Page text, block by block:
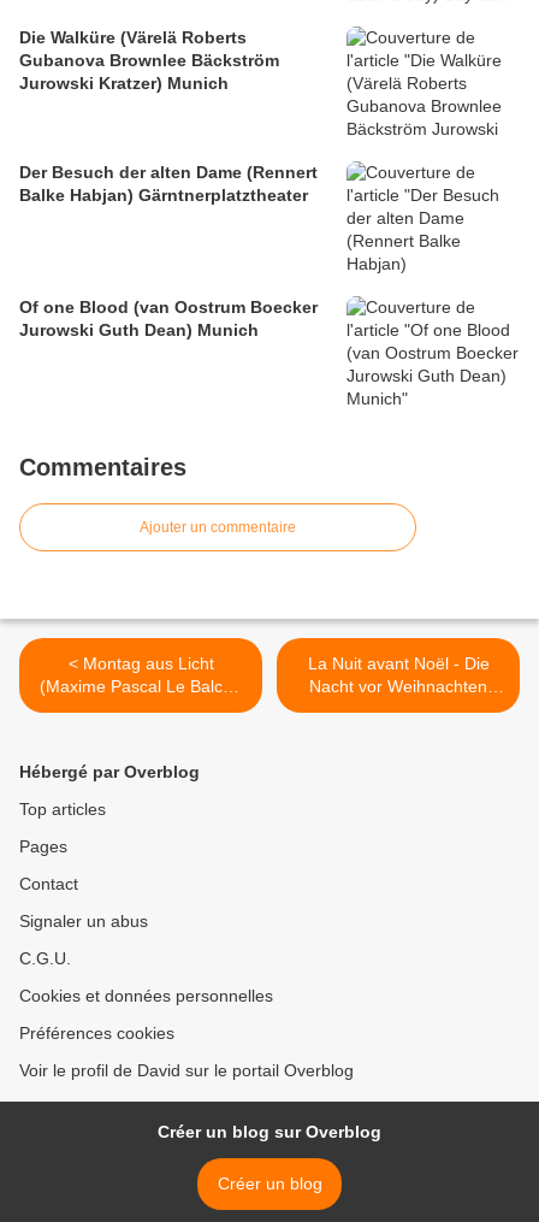
Die Walküre (Värelä Roberts
Gubanova Brownlee Bäckström
Jurowski Kratzer) Munich
Der Besuch der alten Dame (Rennert
Balke Habjan) Gärntnerplatztheater
Of one Blood (van Oostrum Boecker
Jurowski Guth Dean) Munich
Commentaires
Ajouter un commentaire
< Montag aus Licht
(Maxime Pascal Le Balcon
Silvia Costa) Philharmonie
La Nuit avant Noël - Die
Nacht vor Weihnachten
(Tsallagova Jurowski Kosky)
Hébergé par Overblog
Top articles
Pages
Contact
Signaler un abus
C.G.U.
Cookies et données personnelles
Préférences cookies
Voir le profil de David sur le portail Overblog
Créer un blog sur Overblog
Créer un blog